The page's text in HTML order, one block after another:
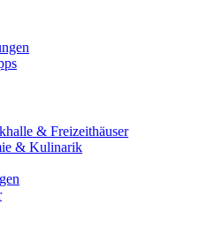
& Freizeithäuser
& Kulinarik